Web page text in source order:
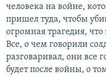
человека на войне,
пришел туда, чтобы
огромная трагедия,
Все, о чем говорили
разговаривал, они все
будет после войны, о